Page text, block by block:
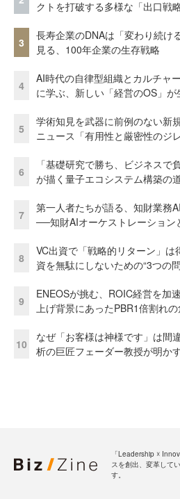
クトを打破する多様な「出口戦略
3
長寿企業のDNAは「変わり続け
見る、100年企業の生存戦略
4
AI時代の自律型組織とカルチャ
に学ぶ、新しい「経営のOS」
5
学術知見を武器に前例のない新
ニュース「有用性と厳密性のジ
6
「基礎研究で勝ち、ビジネスで
が描く量子エコシステム構築の
7
第一人者たちが語る、知財業務
──知財AIオーケストレーション
8
VC出資で「戦略的リターン」
資を無駄にしないための“3つの
9
ENEOSが挑む、ROIC経営を加
上げ背景にあったPBR1倍割れ
10
なぜ「お客様は神様です」は間
析の巨匠フェーダー教授が明か
「Leadership ☓
スを創出、変革して
す。